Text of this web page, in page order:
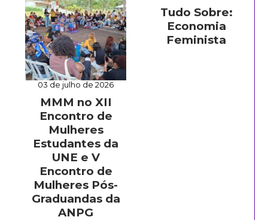
03 de julho de 2026
MMM no XII
Encontro de
Mulheres
Estudantes da
UNE e V
Encontro de
Mulheres Pós-
Graduandas da
ANPG
Tudo Sobre:
Economia
Feminista